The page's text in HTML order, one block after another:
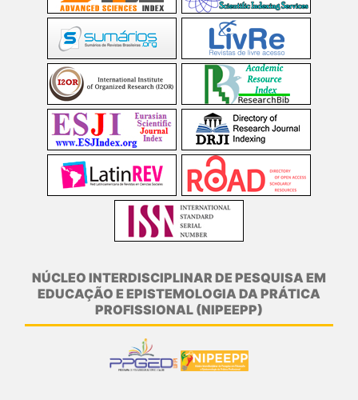
NÚCLEO INTERDISCIPLINAR DE PESQUISA EM
EDUCAÇÃO E EPISTEMOLOGIA DA PRÁTICA
PROFISSIONAL (NIPEEPP)